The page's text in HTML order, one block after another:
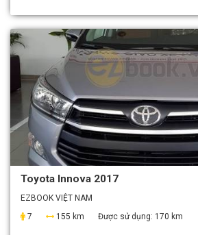
Toyota Innova 2017
EZBOOK VIỆT NAM
7
155 km Được sử dụng: 170 km